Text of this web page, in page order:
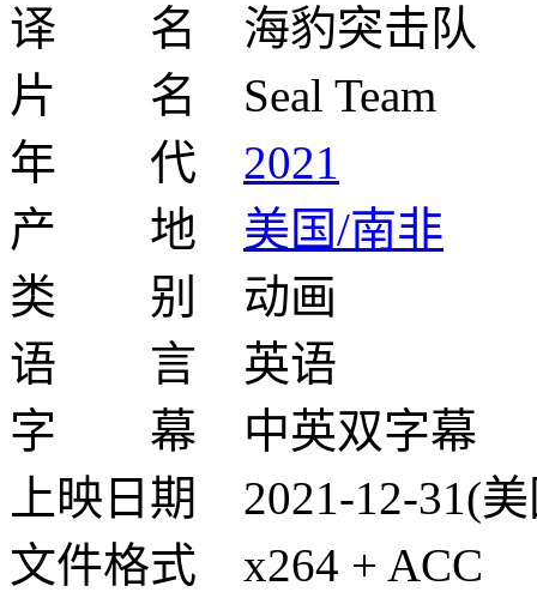
译 名 海豹突击队
片 名 Seal Team
年 代 2021
产 地 美国/南非
类 别 动画
语 言 英语
字 幕 中英双字幕
上映日期 2021-12-31(
文件格式 x264 + ACC